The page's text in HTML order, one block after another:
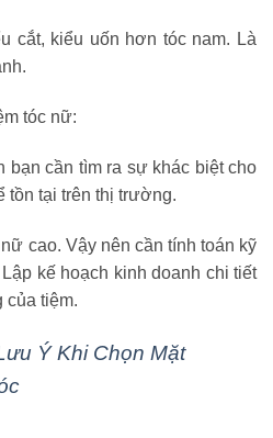
cắt, kiểu uốn hơn tóc nam. Là
tóc nữ:
bạn cần tìm ra sự khác biệt cho
tồn tại trên thị trường.
cao. Vậy nên cần tính toán kỹ
kế hoạch kinh doanh chi tiết
của tiệm.
Ý Khi Chọn Mặt